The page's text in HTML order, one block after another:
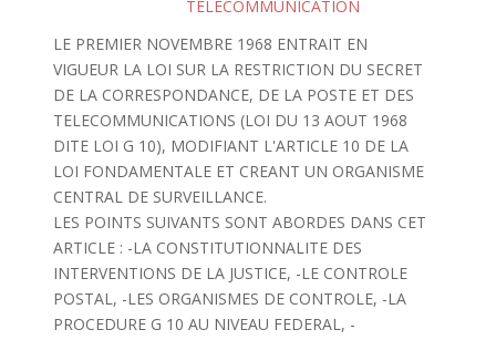
TELECOMMUNICATION
LE PREMIER NOVEMBRE 1968 ENTRAIT EN
VIGUEUR LA LOI SUR LA RESTRICTION DU SECRET
DE LA CORRESPONDANCE, DE LA POSTE ET DES
TELECOMMUNICATIONS (LOI DU 13 AOUT 1968
DITE LOI G 10), MODIFIANT L'ARTICLE 10 DE LA
LOI FONDAMENTALE ET CREANT UN ORGANISME
CENTRAL DE SURVEILLANCE.
LES POINTS SUIVANTS SONT ABORDES DANS CET
ARTICLE : -LA CONSTITUTIONNALITE DES
INTERVENTIONS DE LA JUSTICE, -LE CONTROLE
POSTAL, -LES ORGANISMES DE CONTROLE, -LA
PROCEDURE G 10 AU NIVEAU FEDERAL, -